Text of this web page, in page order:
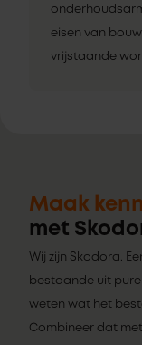
eisen van
vrijstaande
Maak
met
Wij zijn Skodora.
bestaande uit
weten wat het
Combineer dat